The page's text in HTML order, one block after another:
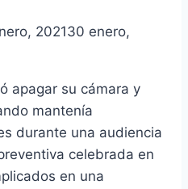
202130 enero,
apagar su cámara y
mantenía
durante una audiencia
celebrada en
en una